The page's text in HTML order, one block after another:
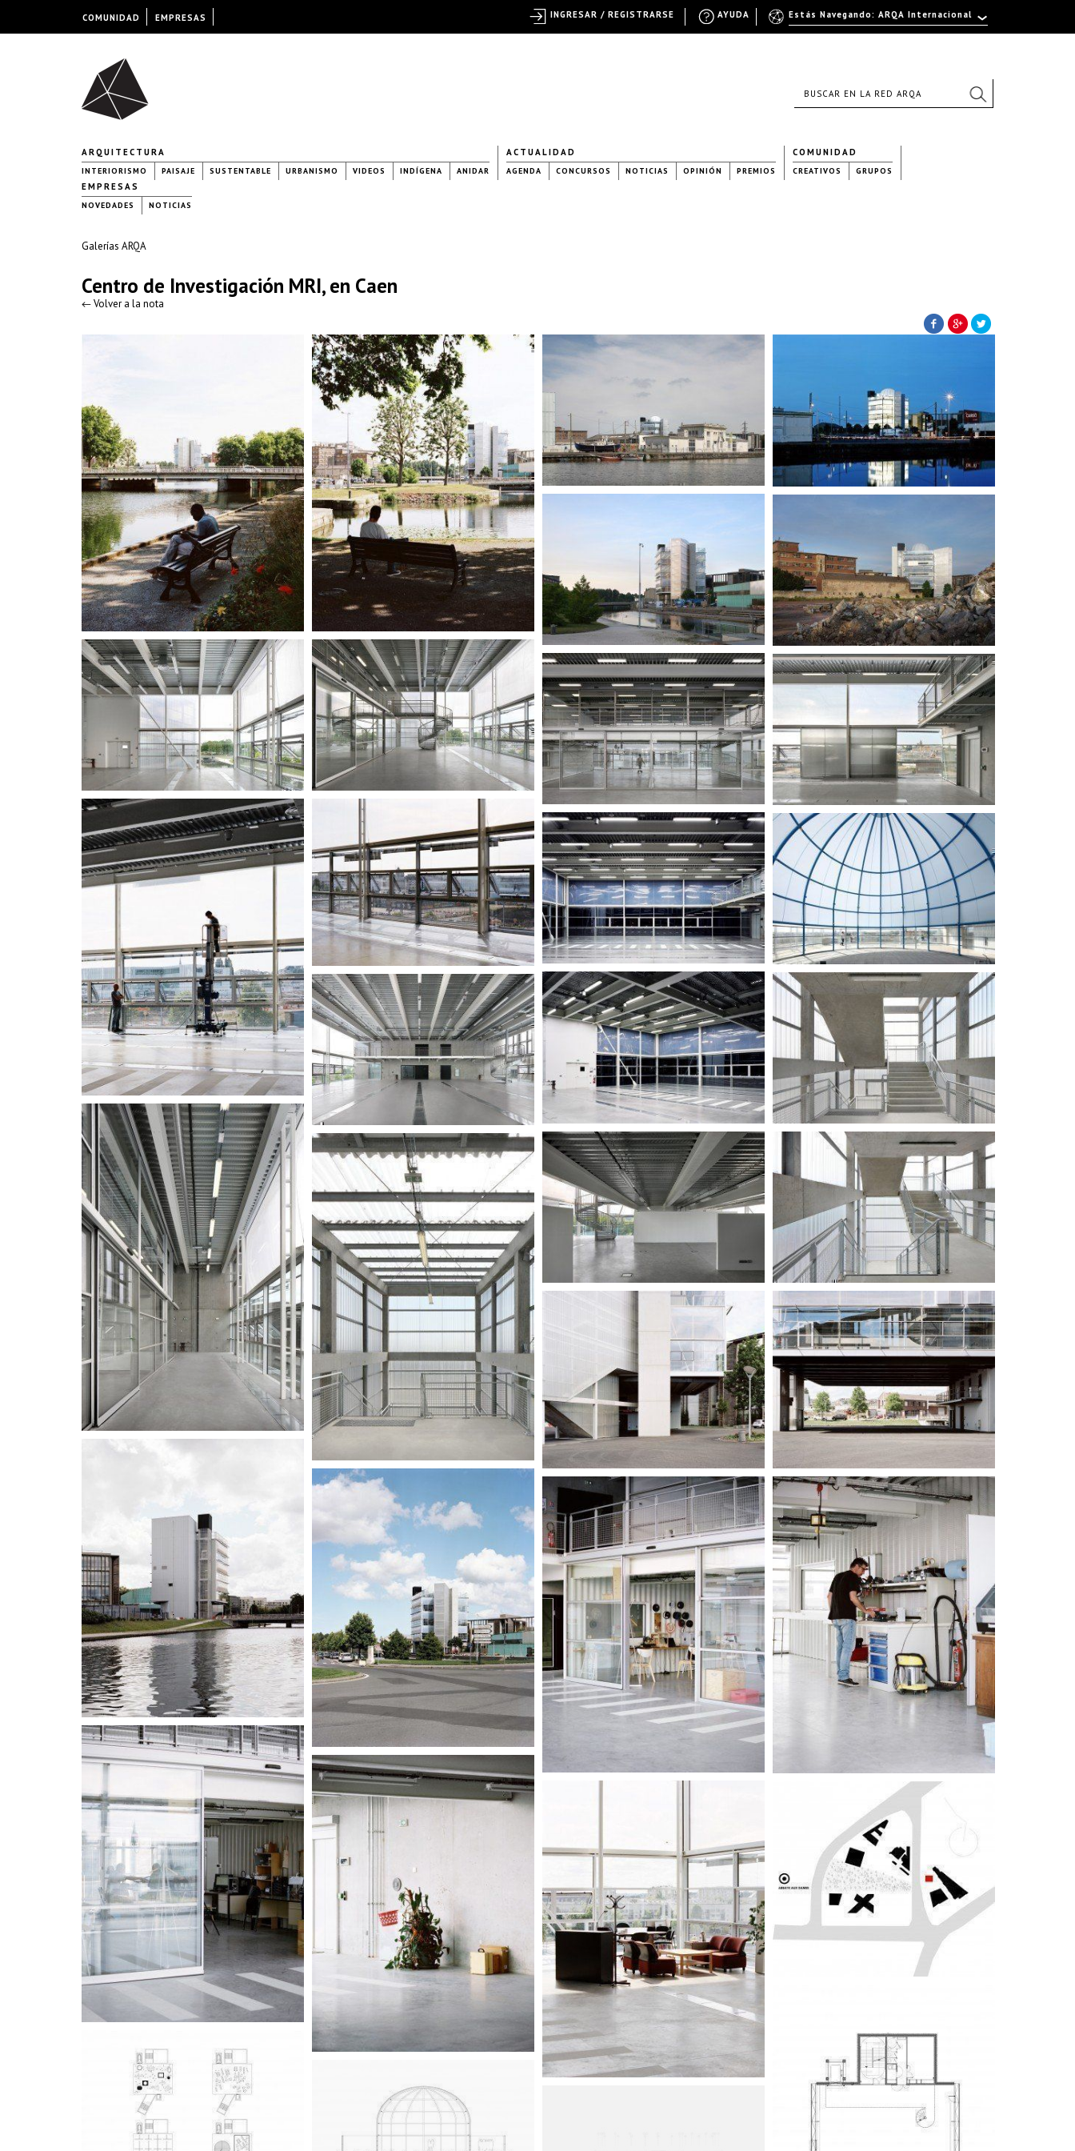
ARQUITECTURA
INTERIORISMO PAISAJE SUSTENTABLE URBANISMO VIDEOS INDÍGENA ANIDAR
ACTUALIDAD
AGENDA CONCURSOS NOTICIAS OPINIÓN PREMIOS
COMUNIDAD
CREATIVOS GRUPOS
EMPRESAS
NOVEDADES NOTICIAS
Galerías ARQA
Centro de Investigación MRI, en Caen
← Volver a la nota
COMUNIDAD EMPRESAS Estás Navegando: ARQA Internacional
AYUDA
INGRESAR / REGISTRARSE